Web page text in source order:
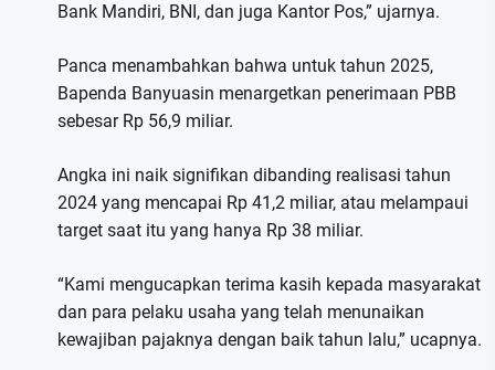
Bank Mandiri, BNI, dan juga Kantor Pos,” ujarnya.
Panca menambahkan bahwa untuk tahun 2025,
Bapenda Banyuasin menargetkan penerimaan PBB
sebesar Rp 56,9 miliar.
Angka ini naik signifikan dibanding realisasi tahun
2024 yang mencapai Rp 41,2 miliar, atau melampaui
target saat itu yang hanya Rp 38 miliar.
“Kami mengucapkan terima kasih kepada masyarakat
dan para pelaku usaha yang telah menunaikan
kewajiban pajaknya dengan baik tahun lalu,” ucapnya.